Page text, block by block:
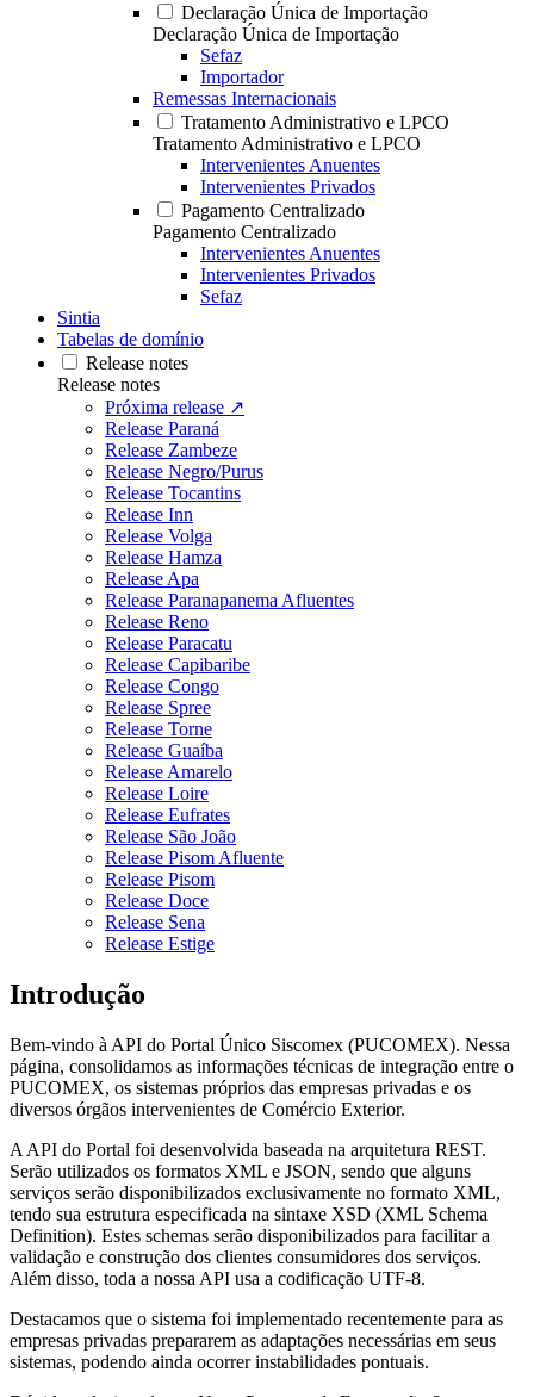
Declaração Única de Importação
Declaração Única de Importação
Sefaz
Importador
Remessas Internacionais
Tratamento Administrativo e LPCO
Tratamento Administrativo e LPCO
Intervenientes Anuentes
Intervenientes Privados
Pagamento Centralizado
Pagamento Centralizado
Intervenientes Anuentes
Intervenientes Privados
Sefaz
Sintia
Tabelas de domínio
Release notes
Release notes
Próxima release ↗
Release Paraná
Release Zambeze
Release Negro/Purus
Release Tocantins
Release Inn
Release Volga
Release Hamza
Release Apa
Release Paranapanema Afluentes
Release Reno
Release Paracatu
Release Capibaribe
Release Congo
Release Spree
Release Torne
Release Guaíba
Release Amarelo
Release Loire
Release Eufrates
Release São João
Release Pisom Afluente
Release Pisom
Release Doce
Release Sena
Release Estige
Introdução
Bem-vindo à API do Portal Único Siscomex (PUCOMEX). Nessa
página, consolidamos as informações técnicas de integração entre o
PUCOMEX, os sistemas próprios das empresas privadas e os
diversos órgãos intervenientes de Comércio Exterior.
A API do Portal foi desenvolvida baseada na arquitetura REST.
Serão utilizados os formatos XML e JSON, sendo que alguns
serviços serão disponibilizados exclusivamente no formato XML,
tendo sua estrutura especificada na sintaxe XSD (XML Schema
Definition). Estes schemas serão disponibilizados para facilitar a
validação e construção dos clientes consumidores dos serviços.
Além disso, toda a nossa API usa a codificação UTF-8.
Destacamos que o sistema foi implementado recentemente para as
empresas privadas prepararem as adaptações necessárias em seus
sistemas, podendo ainda ocorrer instabilidades pontuais.